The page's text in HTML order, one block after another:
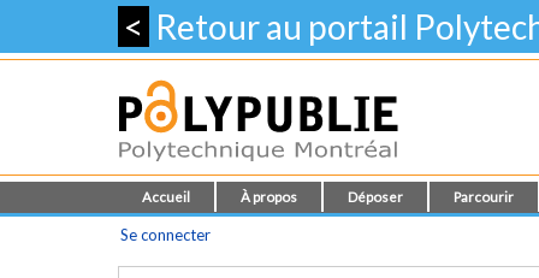
< Retour au portail
Accueil À propos Déposer Parcourir
Se connecter